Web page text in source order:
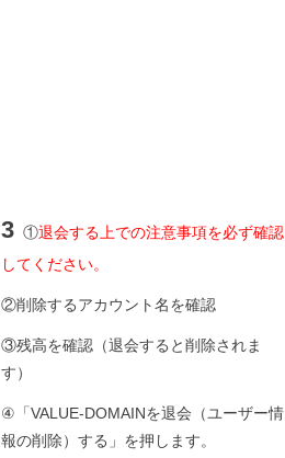
3 ①退会する上での注意事項を必ず確認
してください。
②削除するアカウント名を確認
③残高を確認（退会すると削除されま
す）
④「VALUE-DOMAINを退会（ユーザー情
報の削除）する」を押します。